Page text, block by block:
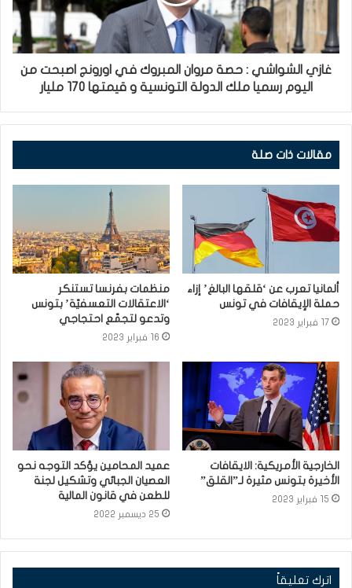
غازي الشواشي : حصة مروان المبروك في اورونج اصبحت من
اليوم رسميا ملك الدولة التونسية و قيمتها 170 مليار
مقالات ذات صلة
ألمانيا تعرب عن ‘قلقها البالغ’ إزاء
حملة الإيقافات في تونس
17 فبراير 2023
منظمات بفرنسا تستنكر
‘الاعتقالات التعسفيّة’ بتونس
وتدعو لتجمّع احتجاجي
16 فبراير 2023
الخارجية الأمريكية: الايقافات
الأخيرة بتونس مثيرة لـ”القلق”
15 فبراير 2023
عميد المحامين يؤكد التوجه نحو
العصيان الجبائي وتشكيل لجنة
للطعن في قانون المالية
25 ديسمبر 2022
اترك تعليقاً